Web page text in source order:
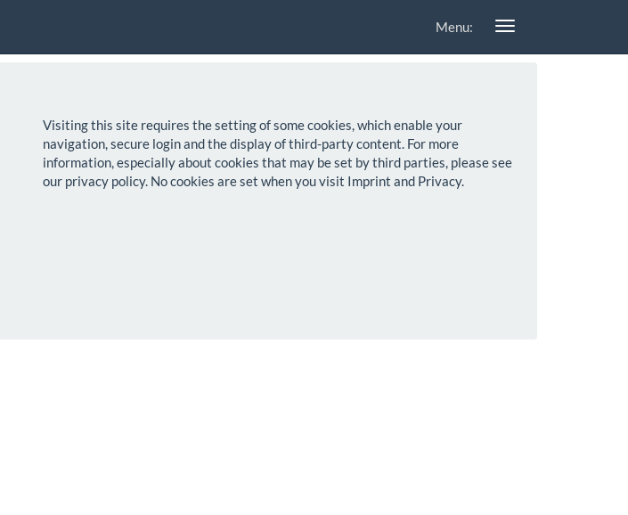
Menu:
Visiting this site requires the setting of some cookies, which enable your
navigation, secure login and the display of third-party content. For more
information, especially about cookies that may be set by third parties, please see
our privacy policy. No cookies are set when you visit Imprint and Privacy.